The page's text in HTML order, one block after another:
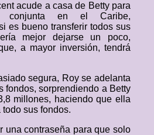
acude a casa de Betty para
conjunta en el Caribe,
es bueno transferir todos sus
mejor dejarse un poco,
a mayor inversión, tendrá
segura, Roy se adelanta
fondos, sorprendiendo a Betty
millones, haciendo que ella
sus fondos.
una contraseña para que solo